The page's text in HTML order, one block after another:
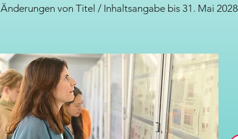
Änderungen von Titel / Inhaltsangabe bis 31. Mai 2028